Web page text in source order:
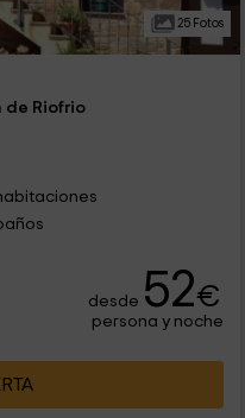
25 Fotos
de Riofrio
desde 52€
persona y noche